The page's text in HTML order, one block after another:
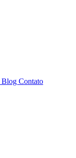
Blog Contato